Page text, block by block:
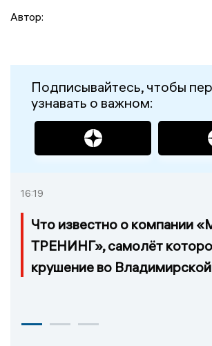
Автор:
Подписывайтесь, чтобы
узнавать о важном:
16:19
Что известно о компании
ТРЕНИНГ», самолёт
крушение во